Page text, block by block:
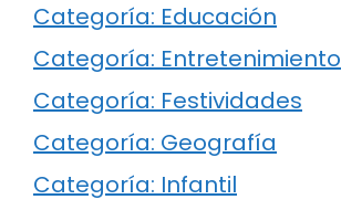
Categoría: Educación
Categoría: Entretenimiento
Categoría: Festividades
Categoría: Geografía
Categoría: Infantil